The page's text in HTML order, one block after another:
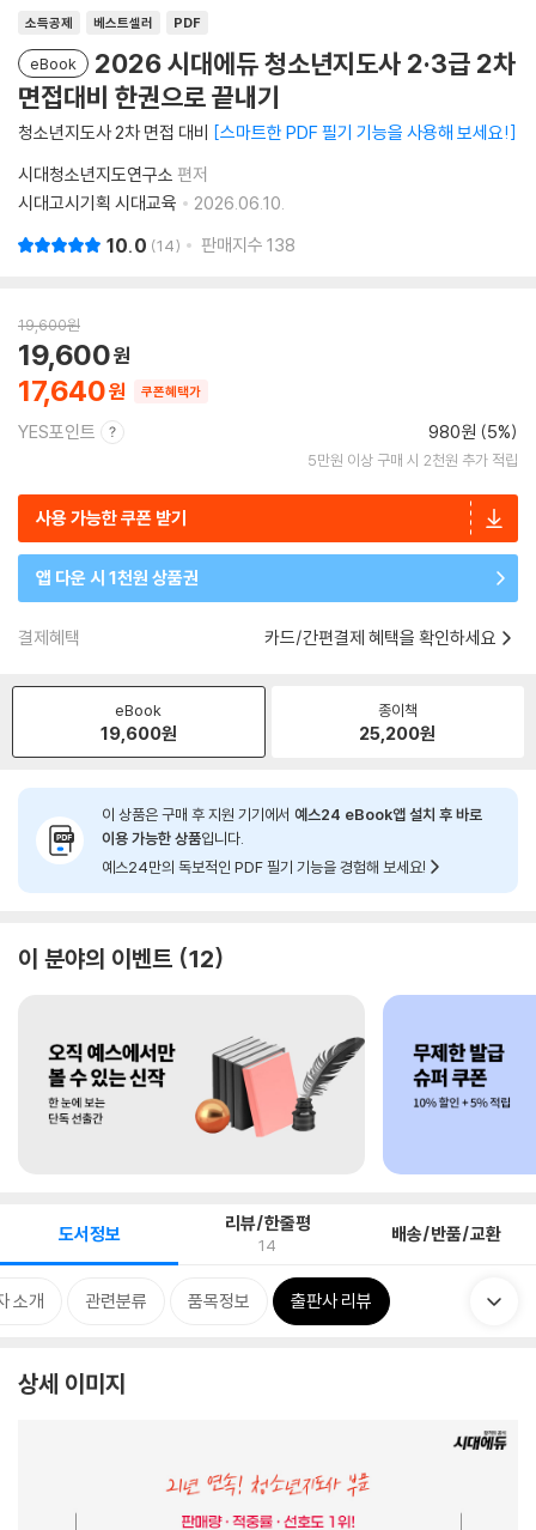
소득공제 베스트셀러 PDF
eBook
2026 시대에듀 청소년지도사 2·3급 2차
면접대비 한권으로 끝내기
청소년지도사 2차 면접 대비 스마트한 PDF 필기 기능을 사용해 보세요!
시대청소년지도연구소 편저
시대고시기획 시대교육
2026.06.10.
10.0 14 판매지수 138
19,600원
17,640
19,600
쿠폰혜택가
YES포인트 980원 (5%)
5만원 이상 구매 시 2천원 추가 적립
사용 가능한 쿠폰 받기
앱 다운 시 1천원 상품권
결제혜택 카드/간편결제 혜택을 확인하세요
eBook
19,600원
종이책
25,200원
이 상품은 구매 후 지원 기기에서 예스24 eBook앱 설치 후 바로
이용 가능한 상품입니다.
예스24만의 독보적인 PDF 필기 기능을 경험해 보세요!
이 분야의 이벤트 12
도서정보 리뷰/한줄평
14 배송/반품/교환
소개 관련분류 품목정보 출판사 리뷰
상세 이미지